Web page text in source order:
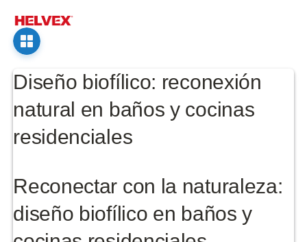
Diseño biofílico: reconexión
natural en baños y cocinas
residenciales
Reconectar con la naturaleza:
diseño biofílico en baños y